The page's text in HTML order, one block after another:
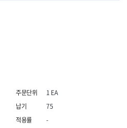
1 EA
75
-